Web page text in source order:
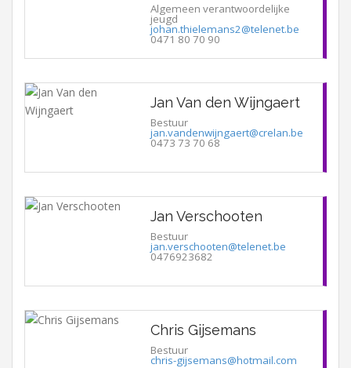
Algemeen verantwoordelijke
jeugd
johan.thielemans2@telenet.be
0471 80 70 90
Jan Van den Wijngaert
Bestuur
jan.vandenwijngaert@crelan.be
0473 73 70 68
Jan Verschooten
Bestuur
jan.verschooten@telenet.be
0476923682
Chris Gijsemans
Bestuur
chris-gijsemans@hotmail.com